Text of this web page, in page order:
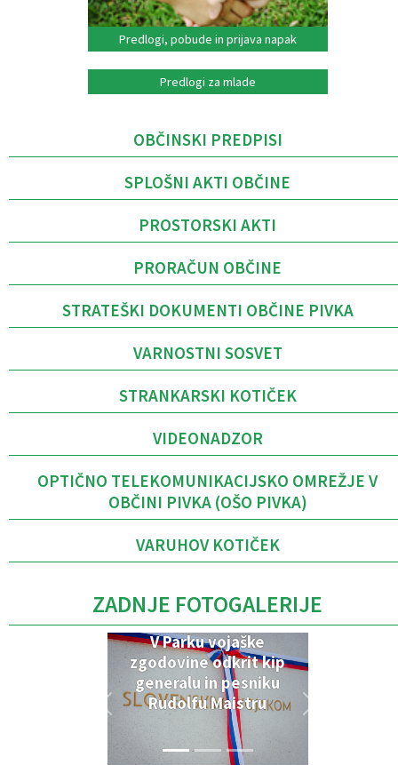
Predlogi, pobude in prijava napak
Predlogi za mlade
OBČINSKI PREDPISI
SPLOŠNI AKTI OBČINE
PROSTORSKI AKTI
PRORAČUN OBČINE
STRATEŠKI DOKUMENTI OBČINE PIVKA
VARNOSTNI SOSVET
STRANKARSKI KOTIČEK
VIDEONADZOR
OPTIČNO TELEKOMUNIKACIJSKO OMREŽJE V
OBČINI PIVKA (OŠO PIVKA)
VARUHOV KOTIČEK
ZADNJE FOTOGALERIJE
V Parku vojaške
zgodovine odkrit kip
generalu in pesniku
Rudolfu Maistru